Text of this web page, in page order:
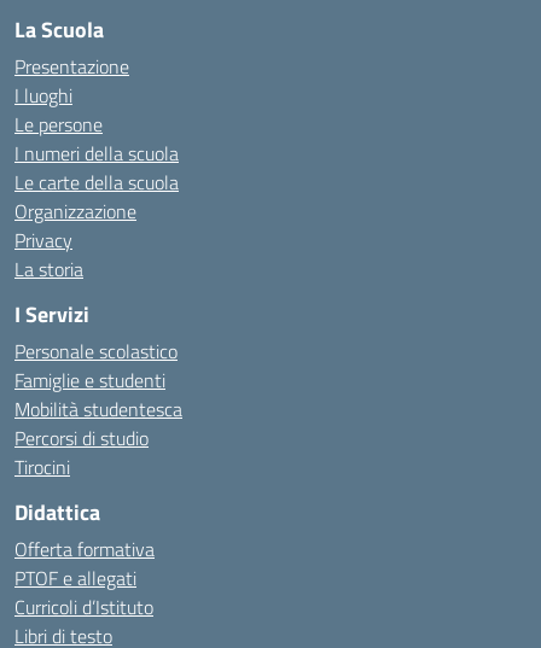
La Scuola
Presentazione
I luoghi
Le persone
I numeri della scuola
Le carte della scuola
Organizzazione
Privacy
La storia
I Servizi
Personale scolastico
Famiglie e studenti
Mobilità studentesca
Percorsi di studio
Tirocini
Didattica
Offerta formativa
PTOF e allegati
Curricoli d’Istituto
Libri di testo